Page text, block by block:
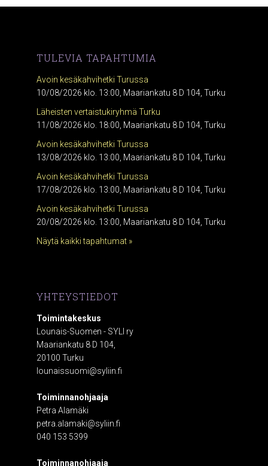
TULEVIA TAPAHTUMIA
Avoin kesäkahvihetki Turussa
10/08/2026 klo. 13:00, Maariankatu 8 D 104, Turku
Läheisten vertaistukiryhmä Turku
11/08/2026 klo. 18:00, Maariankatu 8 D 104, Turku
Avoin kesäkahvihetki Turussa
13/08/2026 klo. 13:00, Maariankatu 8 D 104, Turku
Avoin kesäkahvihetki Turussa
17/08/2026 klo. 13:00, Maariankatu 8 D 104, Turku
Avoin kesäkahvihetki Turussa
20/08/2026 klo. 13:00, Maariankatu 8 D 104, Turku
Näytä kaikki tapahtumat »
YHTEYSTIEDOT
Toimintakeskus
Lounais-Suomen - SYLI ry
Maariankatu 8 D 104,
20100 Turku
lounaissuomi@syliin.fi
Toiminnanohjaaja
Petra Alamäki
petra.alamaki@syliin.fi
040 153 5399
Toiminnanohjaaja